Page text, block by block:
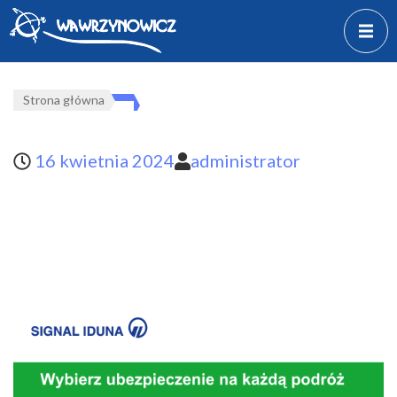
Strona główna
16 kwietnia 2024 administrator